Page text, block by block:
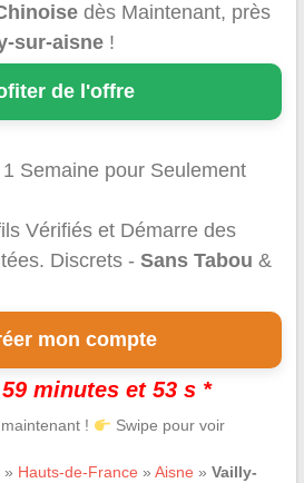
dès Maintenant, près
sur-aisne!
de l'offre
1 Semaine pour Seulement
Vérifiés et Démarre des
Discrets - Sans Tabou &
mon compte
minutes et 53 s *
! Swipe pour voir
» Hauts-de-France » Aisne » Vailly-